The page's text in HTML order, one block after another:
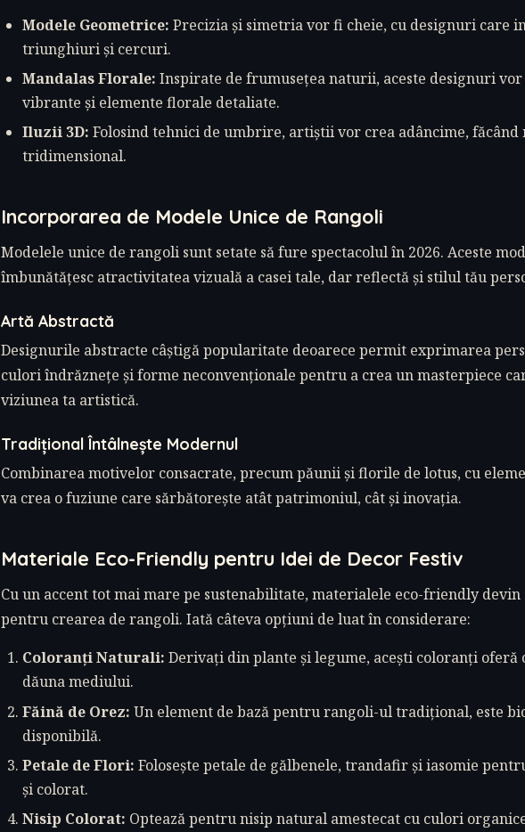
Modele Geometrice: Precizia și simetria vor fi cheie, cu designuri care
triunghiuri și cercuri.
Mandalas Florale: Inspirate de frumusețea naturii, aceste designuri
vibrante și elemente florale detaliate.
Iluzii 3D: Folosind tehnici de umbrire, artiștii vor crea adâncime,
tridimensional.
Incorporarea de Modele Unice de Rangoli
Modelele unice de rangoli sunt setate să fure spectacolul în 2026. Aceste
îmbunătățesc atractivitatea vizuală a casei tale, dar reflectă și stilul tău
Artă Abstractă
Designurile abstracte câștigă popularitate deoarece permit exprimarea
culori îndrăznețe și forme neconvenționale pentru a crea un masterpiece
viziunea ta artistică.
Tradițional Întâlnește Modernul
Combinarea motivelor consacrate, precum păunii și florile de lotus, cu
va crea o fuziune care sărbătorește atât patrimoniul, cât și inovația.
Materiale Eco-Friendly pentru Idei de Decor Festiv
Cu un accent tot mai mare pe sustenabilitate, materialele eco-friendly
pentru crearea de rangoli. Iată câteva opțiuni de luat în considerare:
Coloranți Naturali: Derivați din plante și legume, acești coloranți
dăuna mediului.
Făină de Orez: Un element de bază pentru rangoli-ul tradițional, este
disponibilă.
Petale de Flori: Folosește petale de gălbenele, trandafir și iasomie
și colorat.
Nisip Colorat: Optează pentru nisip natural amestecat cu culori